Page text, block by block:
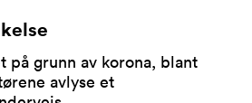
på grunn av korona, blant
avlyse et